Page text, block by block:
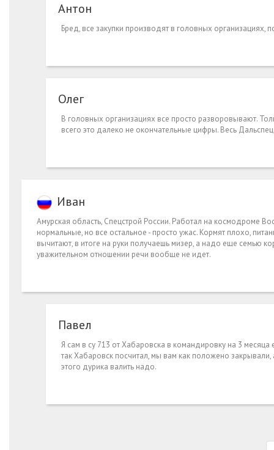
Антон
Бред, все закупки производят в головных
Олег
В головных организациях все просто разворовывают.
всего это далеко не окончательные цифры. Весь
Иван
Амурская область, Спецстрой России. Работал на космодроме
нормальные, но все остальное - просто ужас. Кормят плохо,
вычитают, в итоге на руки получаешь мизер, а надо еще семью
уважительном отношении речи вообще не идет.
Павел
Я сам в су 713 от Хабаровска в командировку на 3
так Хабаровск посчитал, мы вам как положено
этого дурика валить надо.